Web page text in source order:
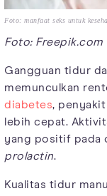
Foto: manfaat seks untuk
Foto: Freepik.com
Gangguan tidur
memunculkan
diabetes,
lebih cepat.
yang positif pada
prolactin.
Kualitas tidur